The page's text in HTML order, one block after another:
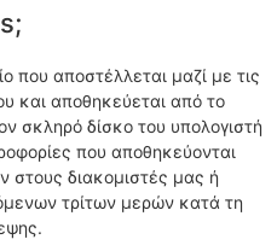
που αποστέλλεται μαζί με τις
και αποθηκεύεται από το
σκληρό δίσκο του υπολογιστή
που αποθηκεύονται
στους διακομιστές μας ή
τρίτων μερών κατά τη